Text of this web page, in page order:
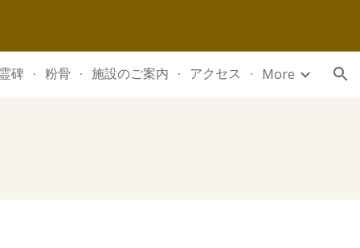
碑 粉骨 施設のご案内 アクセス More